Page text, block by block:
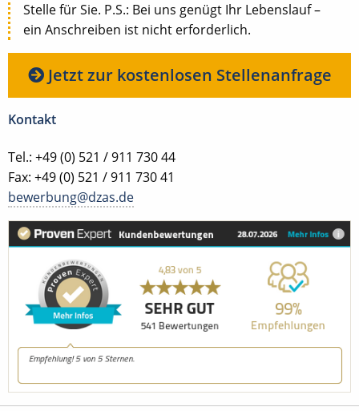
Stelle für Sie. P.S.: Bei uns genügt Ihr Lebenslauf –
ein Anschreiben ist nicht erforderlich.
Jetzt zur kostenlosen Stellenanfrage
Kontakt
Tel.: +49 (0) 521 / 911 730 44
Fax: +49 (0) 521 / 911 730 41
bewerbung@dzas.de